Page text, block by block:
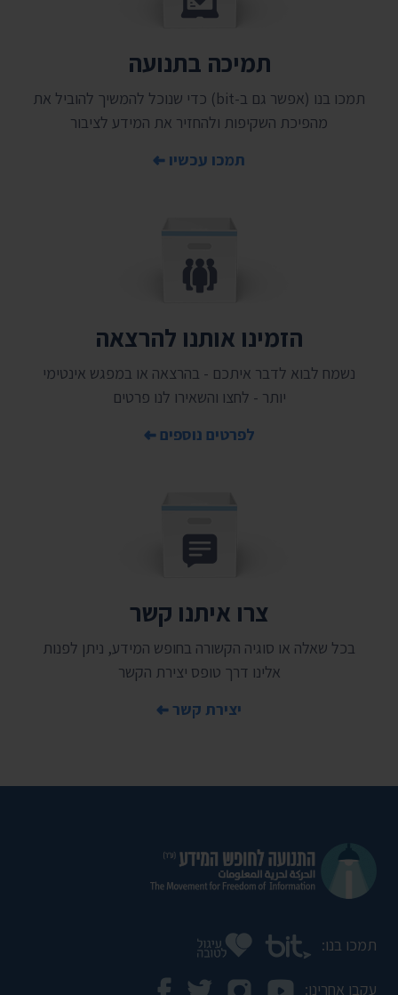
תמיכה בתנועה
תמכו בנו (אפשר גם ב-bit) כדי שנוכל להמשיך להוביל את
מהפיכת השקיפות ולהחזיר את המידע לציבור
תמכו עכשיו
הזמינו אותנו להרצאה
נשמח לבוא לדבר איתכם - בהרצאה או במפגש אינטימי
יותר - לחצו והשאירו לנו פרטים
לפרטים נוספים
צרו איתנו קשר
בכל שאלה או סוגיה הקשורה בחופש המידע, ניתן לפנות
אלינו דרך טופס יצירת הקשר
יצירת קשר
תמכו בנו:
עקבו אחרינו: